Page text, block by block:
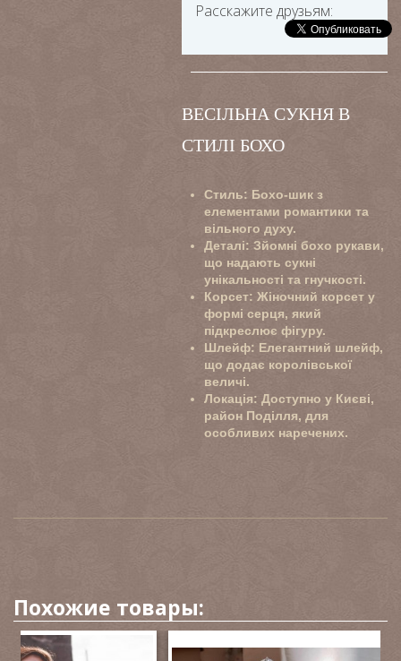
Расскажите друзьям:
ВЕСІЛЬНА СУКНЯ В
СТИЛІ БОХО
Стиль: Бохо-шик з
елементами романтики та
вільного духу.
Деталі: Зйомні бохо рукави,
що надають сукні
унікальності та гнучкості.
Корсет: Жіночний корсет у
формі серця, який
підкреслює фігуру.
Шлейф: Елегантний шлейф,
що додає королівської
величі.
Локація: Доступно у Києві,
район Поділля, для
особливих наречених.
Похожие товары: